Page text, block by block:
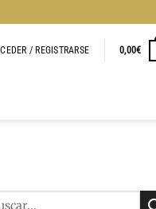
/ REGISTRARSE 0,00€